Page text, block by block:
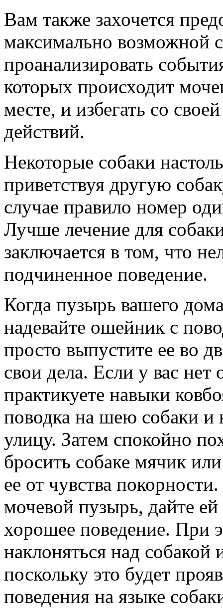
Вам также захочется
максимально возможной
проанализировать
которых происходит
месте, и избегать со
действий.
Некоторые собаки
приветствуя другую
случае правило номер
Лучше лечение для
заключается в том, что
подчиненное поведение.
Когда пузырь вашего
надевайте ошейник с
просто выпустите ее во
свои дела. Если у вас нет
практикуете навыки
поводка на шею собаки и
улицу. Затем спокойно
бросить собаке мячик
ее от чувства
мочевой пузырь, дайте ей
хорошее поведение. При
наклоняться над собакой
поскольку это будет
поведения на языке